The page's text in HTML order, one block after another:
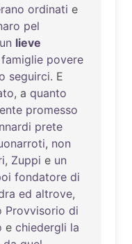
ordinati e
pel
un lieve
famiglie povere
seguirci. E
, a quanto
promesso
prete
, non
, Zuppi e un
fondatore di
ed altrove,
Provvisorio di
e chiedergli la